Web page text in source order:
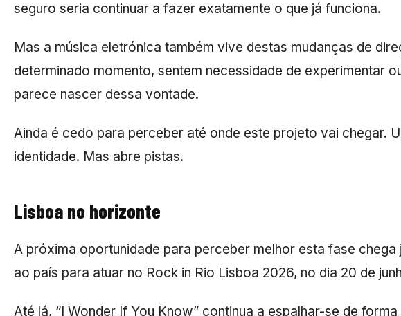
seguro seria continuar a fazer exatamente o que já funciona.
Mas a música eletrónica também vive destas mudanças de
determinado momento, sentem necessidade de experimentar
parece nascer dessa vontade.
Ainda é cedo para perceber até onde este projeto vai chegar.
identidade. Mas abre pistas.
Lisboa no horizonte
A próxima oportunidade para perceber melhor esta fase
ao país para atuar no Rock in Rio Lisboa 2026, no dia 20 de
Até lá, “I Wonder If You Know” continua a espalhar-se de